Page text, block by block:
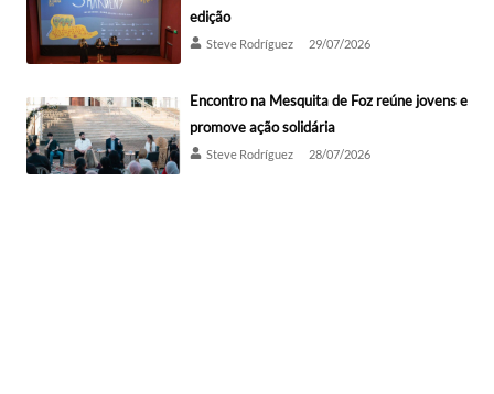
edição
Steve Rodríguez 29/07/2026
Encontro na Mesquita de Foz reúne jovens e
promove ação solidária
Steve Rodríguez 28/07/2026